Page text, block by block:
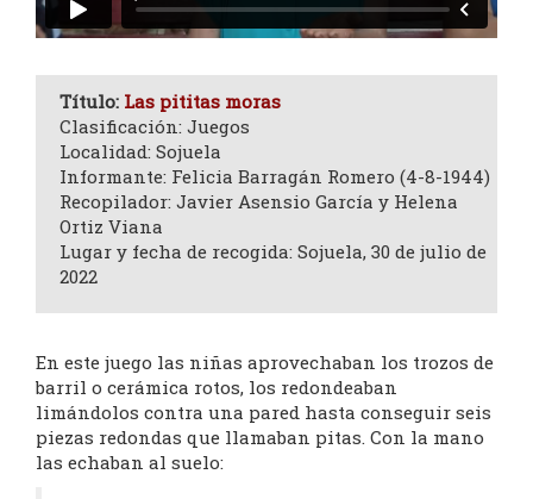
Título: Las pititas moras
Clasificación: Juegos
Localidad: Sojuela
Informante: Felicia Barragán Romero (4-8-1944)
Recopilador: Javier Asensio García y Helena
Ortiz Viana
Lugar y fecha de recogida: Sojuela, 30 de julio de
2022
En este juego las niñas aprovechaban los trozos de
barril o cerámica rotos, los redondeaban
limándolos contra una pared hasta conseguir seis
piezas redondas que llamaban pitas. Con la mano
las echaban al suelo: